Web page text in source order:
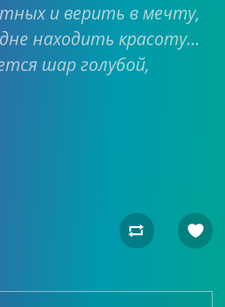
и верить в мечту,
находить красоту…
шар голубой,
 